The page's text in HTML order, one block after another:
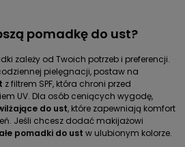
pomadkę do ust?
zależy od Twoich potrzeb i preferencji.
pielęgnacji, postaw na
z filtrem SPF, która chroni przed
UV. Dla osób ceniących wygodę,
do ust, które zapewniają komfort
Jeśli chcesz dodać makijażowi
pomadki do ust w ulubionym kolorze.